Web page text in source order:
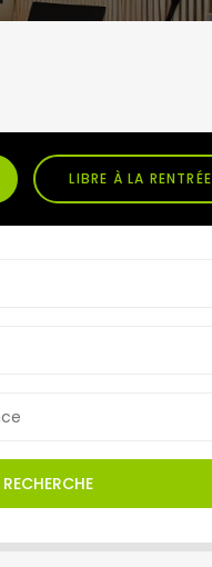
LIBRE À LA RENTRÉE
RECHERCHE